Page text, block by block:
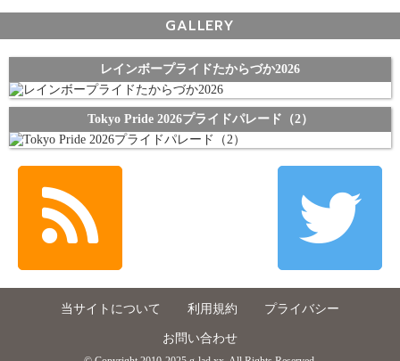
GALLERY
レインボープライドたからづか2026
Tokyo Pride 2026プライドパレード（2）
当サイトについて 利用規約 プライバシー
お問い合わせ